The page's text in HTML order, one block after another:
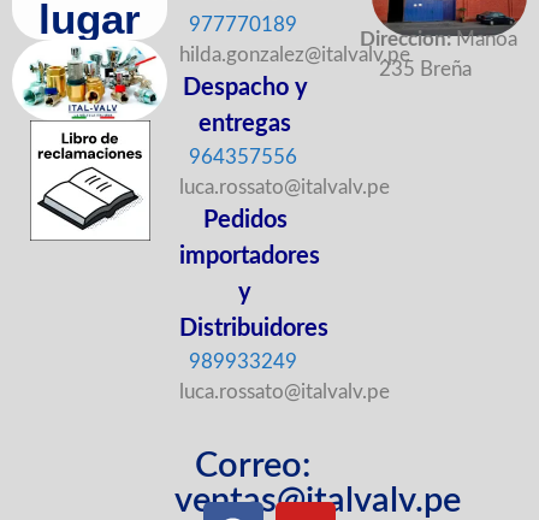
lugar
977770189
hilda.gonzalez@italvalv.pe
Despacho y
entregas
964357556
luca.rossato@italvalv.pe
Pedidos
importadores
y
Distribuidores
989933249
luca.rossato@italvalv.pe
Correo:
ventas@italvalv.pe
Direccion:Manoa
235 Breña